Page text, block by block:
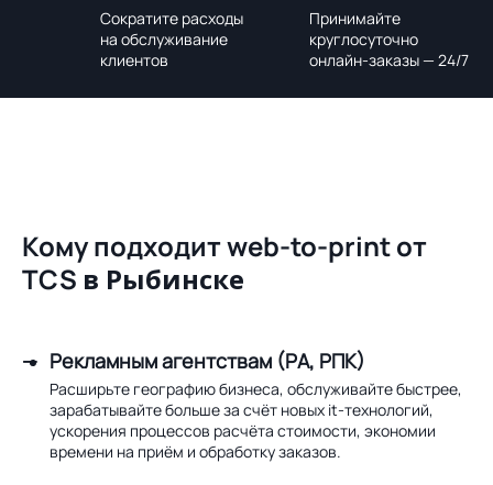
Сократите расходы
на обслуживание
клиентов
Принимайте
круглосуточно
онлайн-заказы — 24/7
Кому подходит web-to-print от
TCS в Рыбинске
Рекламным агентствам (РА, РПК)
Расширьте географию бизнеса, обслуживайте быстрее,
зарабатывайте больше за счёт новых it-технологий,
ускорения процессов расчёта стоимости, экономии
времени на приём и обработку заказов.